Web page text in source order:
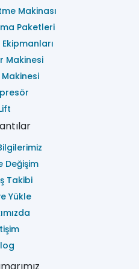
Makinası
Paketleri
Makinesi
Değişim
Takibi
Yükle